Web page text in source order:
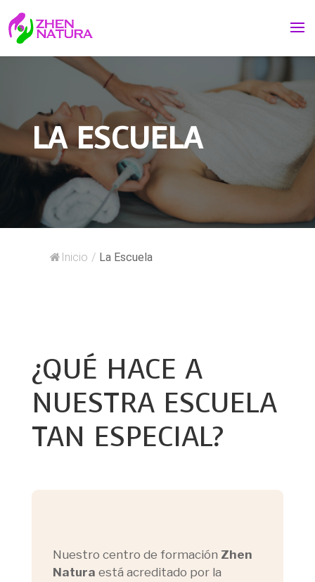
LA ESCUELA
Inicio / La Escuela
¿QUÉ HACE A
NUESTRA ESCUELA
TAN ESPECIAL?
Nuestro centro de formación Zhen
Natura está acreditado por la